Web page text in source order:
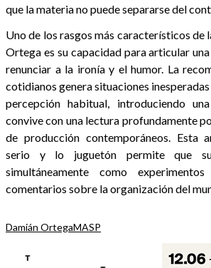
que la materia no puede separarse del
Uno de los rasgos más característicos de
Ortega es su capacidad para articular
renunciar a la ironía y el humor. La
cotidianos genera situaciones
percepción habitual, introduciendo
convive con una lectura profundamente
de producción contemporáneos. Esta
serio y lo juguetón permite que
simultáneamente como
comentarios sobre la organización del
Damián OrtegaMASP